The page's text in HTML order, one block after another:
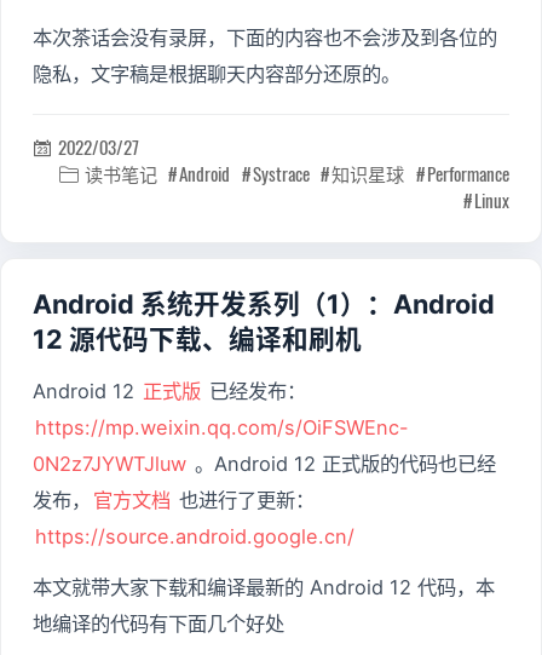
本次茶话会没有录屏，下面的内容也不会涉及到各位的
隐私，文字稿是根据聊天内容部分还原的。
 2022/03/27
 读书笔记 Android Systrace 知识星球
Performance
Linux
Android 系统开发系列（1）：Android
12 源代码下载、编译和刷机
Android 12 正式版 已经发布：
https://mp.weixin.qq.com/s/OiFSWEnc-
0N2z7JYWTJluw 。Android 12 正式版的代码也已经
发布，
官方文档 也进行了更新：
https://source.android.google.cn/
本文就带大家下载和编译最新的 Android 12 代码，本
地编译的代码有下面几个好处